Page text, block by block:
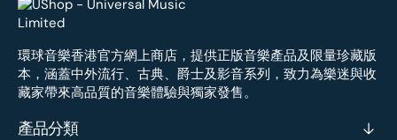
環球音樂香港官方網上商店，提供正版音樂產品及限量珍藏版
本，涵蓋中外流行、古典、爵士及影音系列，致力為樂迷與收
藏家帶來高品質的音樂體驗與獨家發售。
產品分類